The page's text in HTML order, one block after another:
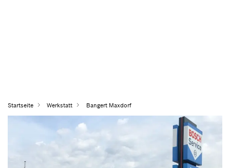
Startseite Werkstatt Bangert Maxdorf